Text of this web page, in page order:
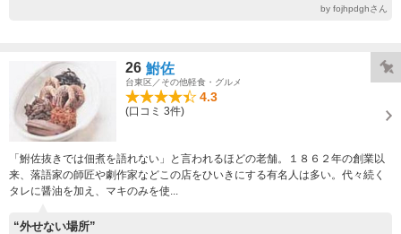
by fojhpdghさん
26 鮒佐
台東区／その他軽食・グルメ
4.3
(口コミ 3件)
「鮒佐抜きでは佃煮を語れない」と言われるほどの老舗。１８６２年の創業以
来、落語家の師匠や劇作家などこの店をひいきにする有名人は多い。代々続く
タレに醤油を加え、マキのみを使...
“外せない場所”